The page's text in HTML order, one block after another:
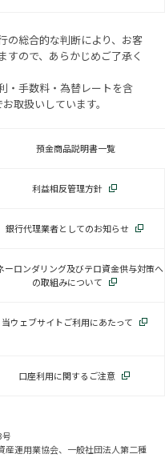
の総合的な判断により、お客
すので、あらかじめご了承く
・手数料・為替レートを含
取扱いしています。
預金商品説明書一覧
利益相反管理方針
銀行代理業者としてのお知らせ
ーロンダリング及びテロ資金供与対策へ
の取組みについて
当ウェブサイトご利用にあたって
口座利用に関するご注意
運用業協会、一般社団法人第二種